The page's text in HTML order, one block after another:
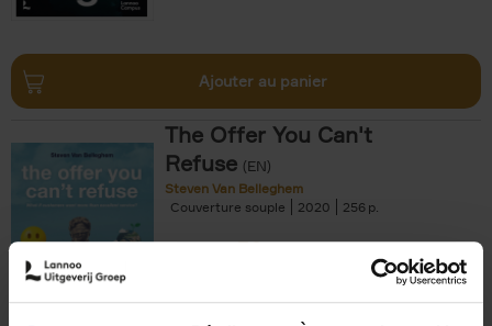
Ajouter au panier
The Offer You Can't
Refuse (EN)
Steven Van Belleghem
Couverture souple
2020 256
€37,50